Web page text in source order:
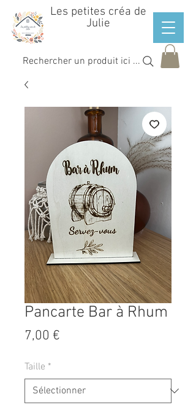
Les petites créa de
Julie
Rechercher un produit ici ...
Pancarte Bar à Rhum
7,00 €
Taille *